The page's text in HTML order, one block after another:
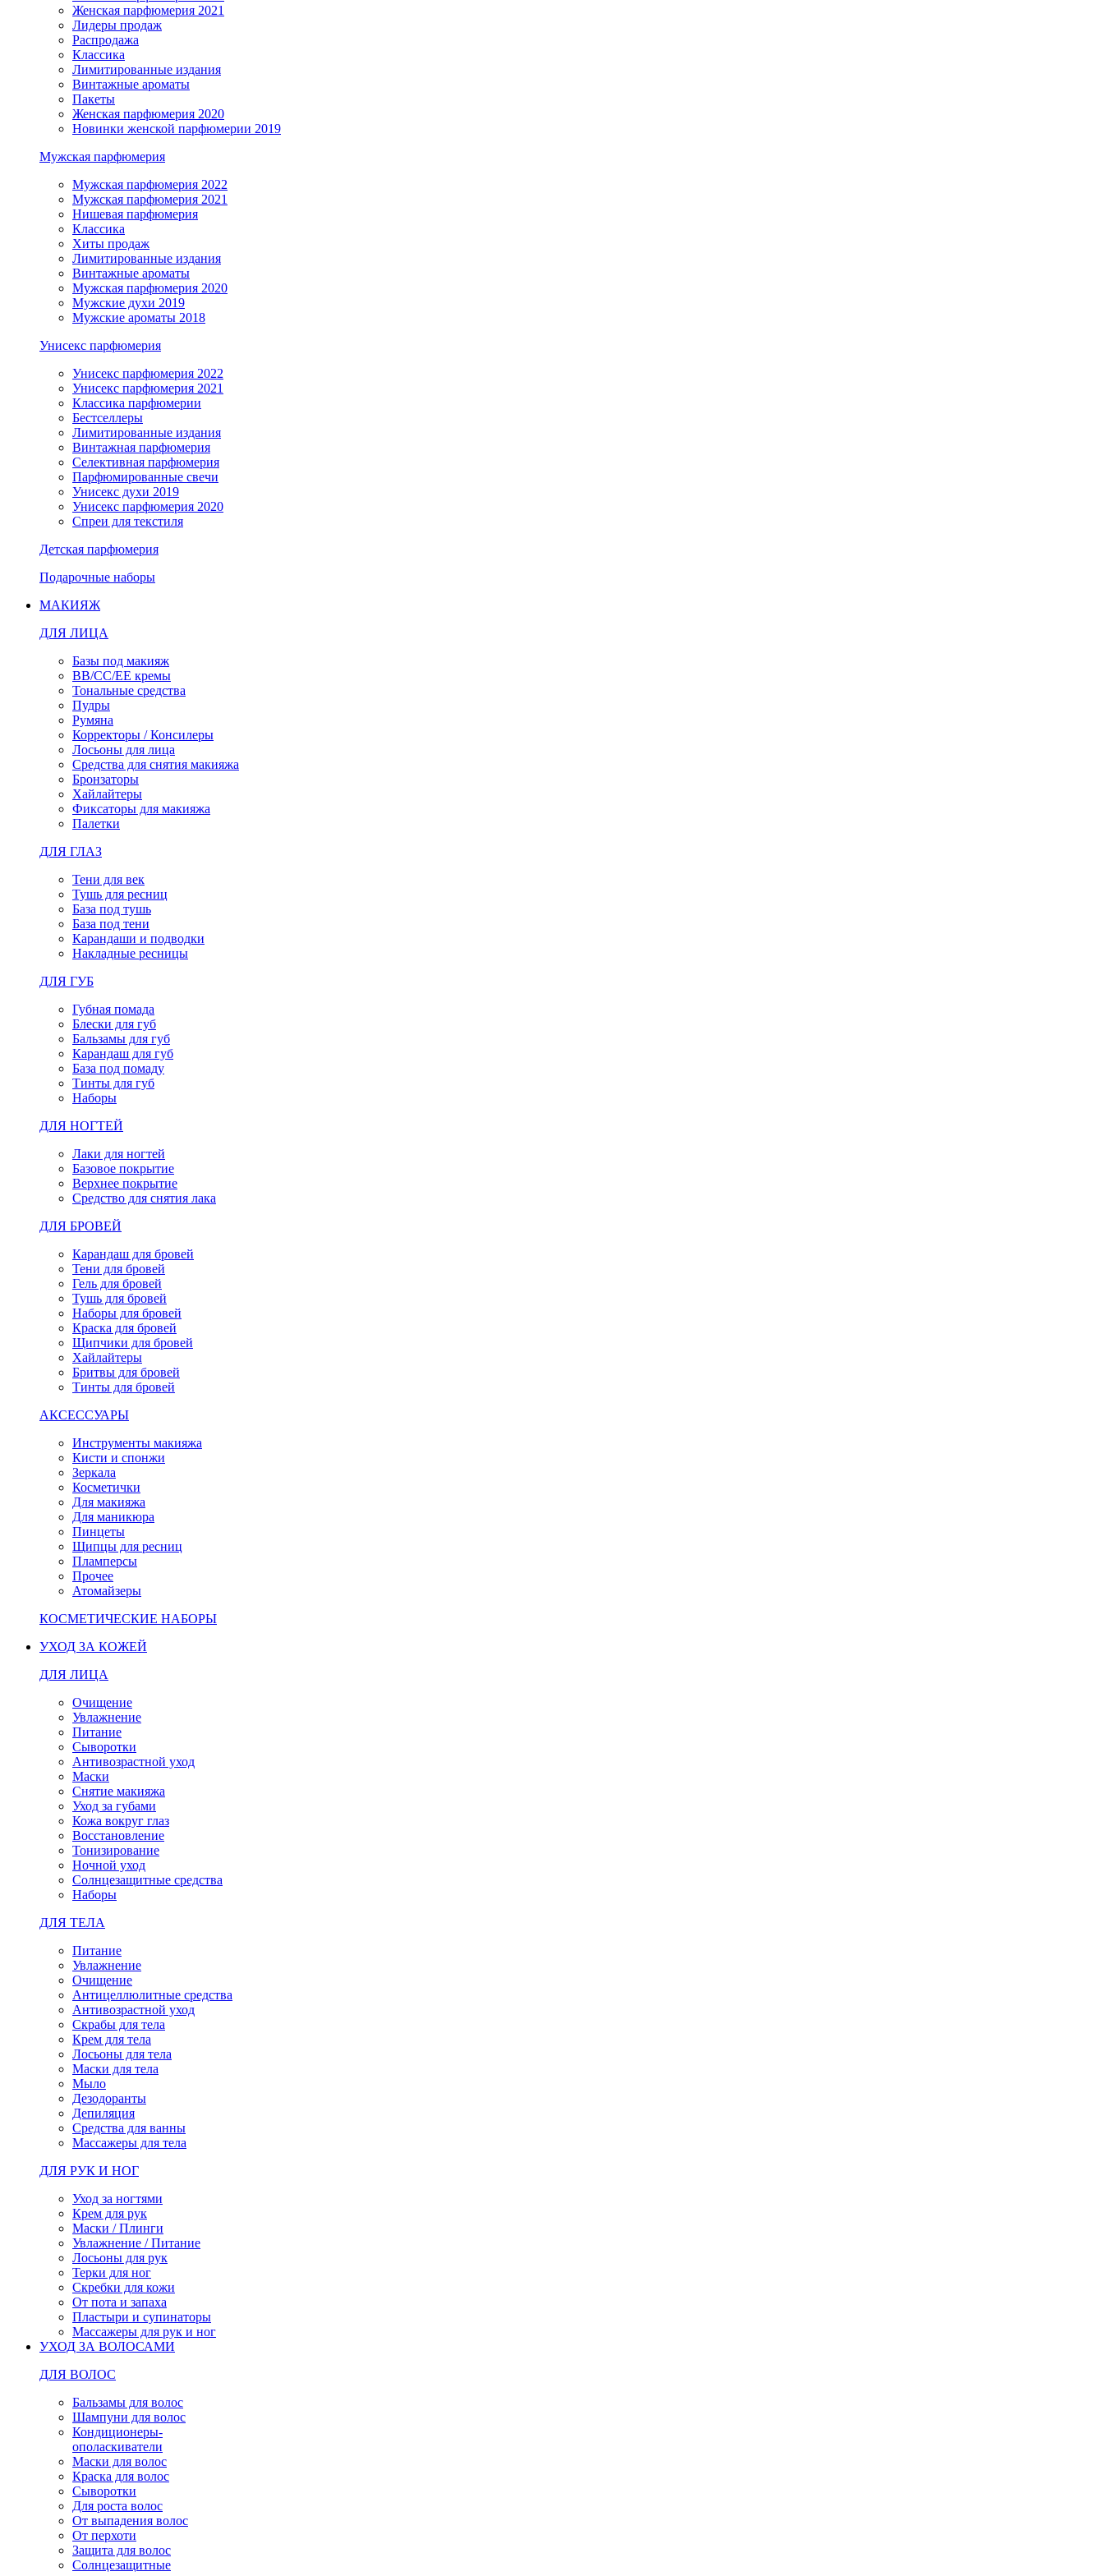
Женская парфюмерия 2021
Лидеры продаж
Распродажа
Классика
Лимитированные издания
Винтажные ароматы
Пакеты
Женская парфюмерия 2020
Новинки женской парфюмерии 2019
Мужская парфюмерия
Мужская парфюмерия 2022
Мужская парфюмерия 2021
Нишевая парфюмерия
Классика
Хиты продаж
Лимитированные издания
Винтажные ароматы
Мужская парфюмерия 2020
Мужские духи 2019
Мужские ароматы 2018
Унисекс парфюмерия
Унисекс парфюмерия 2022
Унисекс парфюмерия 2021
Классика парфюмерии
Бестселлеры
Лимитированные издания
Винтажная парфюмерия
Селективная парфюмерия
Парфюмированные свечи
Унисекс духи 2019
Унисекс парфюмерия 2020
Спреи для текстиля
Детская парфюмерия
Подарочные наборы
МАКИЯЖ
ДЛЯ ЛИЦА
Базы под макияж
BB/CC/EE кремы
Тональные средства
Пудры
Румяна
Корректоры / Консилеры
Лосьоны для лица
Средства для снятия макияжа
Бронзаторы
Хайлайтеры
Фиксаторы для макияжа
Палетки
ДЛЯ ГЛАЗ
Тени для век
Тушь для ресниц
База под тушь
База под тени
Карандаши и подводки
Накладные ресницы
ДЛЯ ГУБ
Губная помада
Блески для губ
Бальзамы для губ
Карандаш для губ
База под помаду
Тинты для губ
Наборы
ДЛЯ НОГТЕЙ
Лаки для ногтей
Базовое покрытие
Верхнее покрытие
Средство для снятия лака
ДЛЯ БРОВЕЙ
Карандаш для бровей
Тени для бровей
Гель для бровей
Тушь для бровей
Наборы для бровей
Краска для бровей
Щипчики для бровей
Хайлайтеры
Бритвы для бровей
Тинты для бровей
АКСЕССУАРЫ
Инструменты макияжа
Кисти и спонжи
Зеркала
Косметички
Для макияжа
Для маникюра
Пинцеты
Щипцы для ресниц
Пламперсы
Прочее
Атомайзеры
КОСМЕТИЧЕСКИЕ НАБОРЫ
УХОД ЗА КОЖЕЙ
ДЛЯ ЛИЦА
Очищение
Увлажнение
Питание
Сыворотки
Антивозрастной уход
Маски
Снятие макияжа
Уход за губами
Кожа вокруг глаз
Восстановление
Тонизирование
Ночной уход
Солнцезащитные средства
Наборы
ДЛЯ ТЕЛА
Питание
Увлажнение
Очищение
Антицеллюлитные средства
Антивозрастной уход
Скрабы для тела
Крем для тела
Лосьоны для тела
Маски для тела
Мыло
Дезодоранты
Депиляция
Средства для ванны
Массажеры для тела
ДЛЯ РУК И НОГ
Уход за ногтями
Крем для рук
Маски / Плинги
Увлажнение / Питание
Лосьоны для рук
Терки для ног
Скребки для кожи
От пота и запаха
Пластыри и супинаторы
Массажеры для рук и ног
УХОД ЗА ВОЛОСАМИ
ДЛЯ ВОЛОС
Бальзамы для волос
Шампуни для волос
Кондиционеры-
ополаскиватели
Маски для волос
Краска для волос
Сыворотки
Для роста волос
От выпадения волос
От перхоти
Защита для волос
Солнцезащитные